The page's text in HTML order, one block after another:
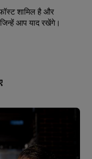
शामिल है और
आप याद रखेंगे।